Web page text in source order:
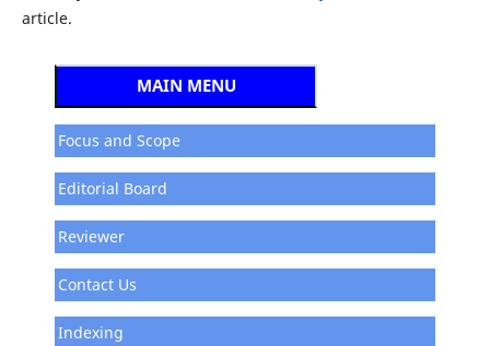
article.
MAIN MENU
Focus and Scope
Editorial Board
Reviewer
Contact Us
Indexing